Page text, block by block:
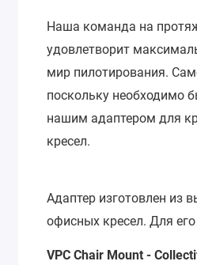
Наша команда на
удовлетворит
мир пилотирования.
поскольку необходимо
нашим адаптером для
кресел.
Адаптер изготовлен из
офисных кресел. Для
VPC Chair Mount -